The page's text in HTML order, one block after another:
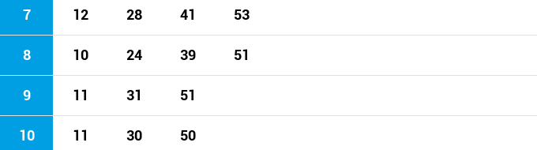
7 12 28 41 53
8 10 24 39 51
9 11 31 51
10 11 30 50